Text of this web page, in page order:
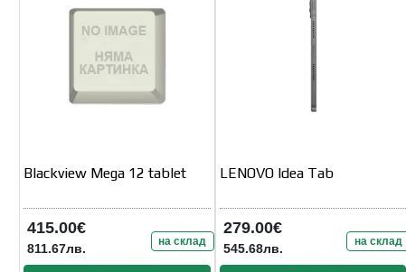
Blackview Mega 12 tablet
415.00€
811.67лв. на склад
LENOVO Idea Tab
279.00€
545.68лв. на склад